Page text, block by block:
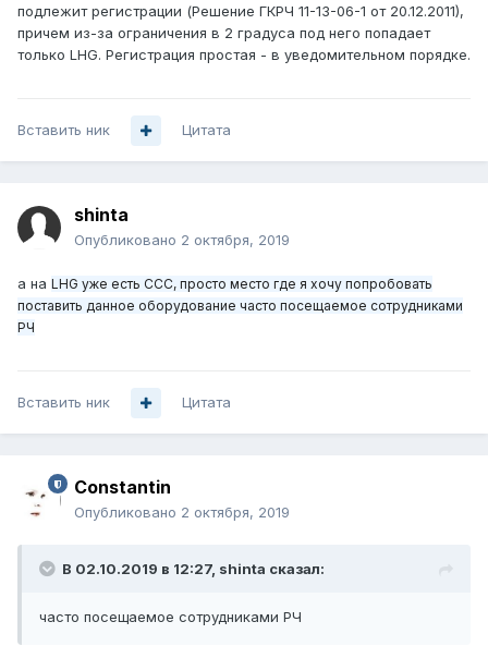
подлежит регистрации (Решение ГКРЧ 11-13-06-1 от 20.12.2011),
причем из-за ограничения в 2 градуса под него попадает
только LHG. Регистрация простая - в уведомительном порядке.
Вставить ник Цитата
shinta
Опубликовано 2 октября, 2019
а на LHG уже есть ССС, просто место где я хочу попробовать
поставить данное оборудование часто посещаемое сотрудниками
РЧ
Вставить ник Цитата
Constantin
Опубликовано 2 октября, 2019
В 02.10.2019 в 12:27, shinta сказал:
часто посещаемое сотрудниками РЧ